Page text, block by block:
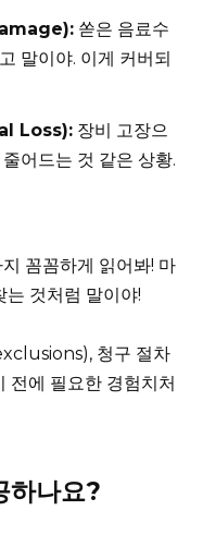
쏟은 음료수
말이야. 이게 커버되
Loss): 장비 고장으
어드는 것 같은 상황.
꼼꼼하게 읽어봐! 마
는 것처럼 말이야!
청구 절차
전에 필요한 경험치처
하나요?